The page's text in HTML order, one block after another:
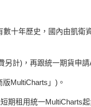
十年歷史，國內由凱衛
計)，再跟統一期貨申請
MultiCharts」)。
期租用統一MultiCharts起